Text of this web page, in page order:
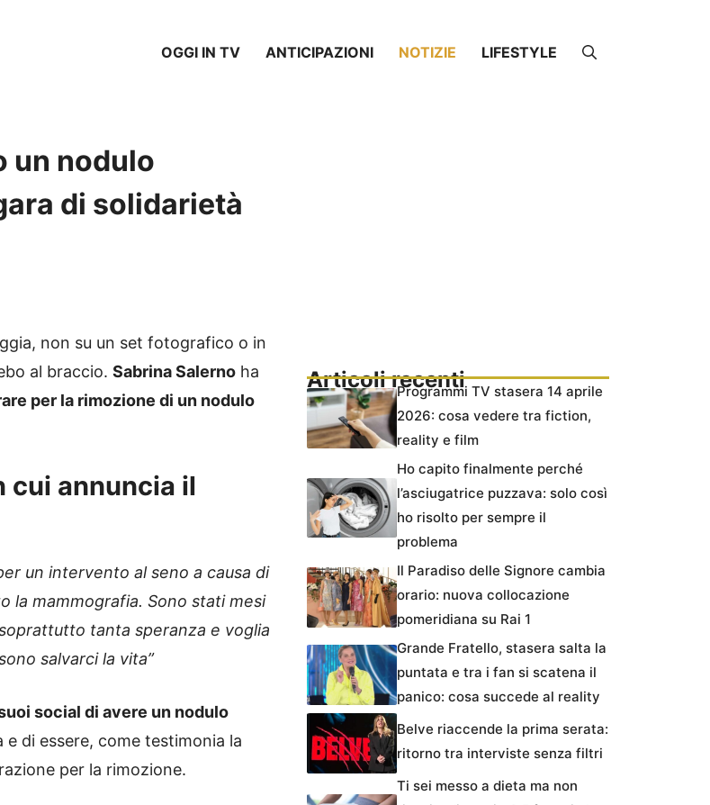
OGGI IN TV ANTICIPAZIONI NOTIZIE LIFESTYLE
un nodulo
di solidarietà
non su un set fotografico o in
al braccio. Sabrina Salerno ha
per la rimozione di un nodulo
cui annuncia il
un intervento al seno a causa di
la mammografia. Sono stati mesi
tanta speranza e voglia
salvarci la vita”
social di avere un nodulo
di essere, come testimonia la
per la rimozione.
Articoli recentiProgrammi TV stasera 14 aprile
2026: cosa vedere tra fiction,
reality e film
Ho capito finalmente perché
l’asciugatrice puzzava: solo così
ho risolto per sempre il
problema
Il Paradiso delle Signore cambia
orario: nuova collocazione
pomeridiana su Rai 1
Grande Fratello, stasera salta la
puntata e tra i fan si scatena il
panico: cosa succede al reality
Belve riaccende la prima serata:
ritorno tra interviste senza filtri
Ti sei messo a dieta ma non